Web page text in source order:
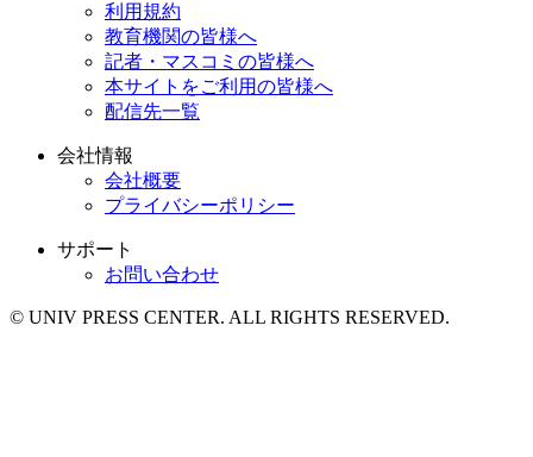
利用規約
教育機関の皆様へ
記者・マスコミの皆様へ
本サイトをご利用の皆様へ
配信先一覧
会社情報
会社概要
プライバシーポリシー
サポート
お問い合わせ
© UNIV PRESS CENTER. ALL RIGHTS RESERVED.